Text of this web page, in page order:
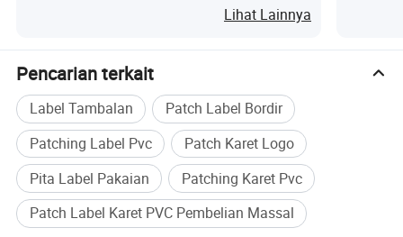
Lihat Lainnya
Pencarian terkait
Label Tambalan
Patch Label Bordir
Patching Label Pvc
Patch Karet Logo
Pita Label Pakaian
Patching Karet Pvc
Patch Label Karet PVC Pembelian Massal